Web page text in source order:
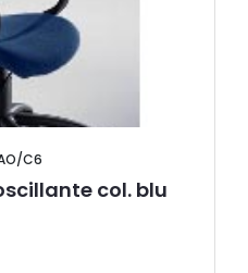
C6
col. blu